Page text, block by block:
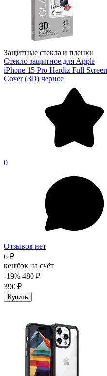
Защитные стекла и пленки
Стекло защитное для Apple
iPhone 15 Pro Hardiz Full Screen
Cover (3D) черное
0
Отзывов нет
6 ₽
кешбэк на счёт
-19% 480 ₽
390 ₽
Купить